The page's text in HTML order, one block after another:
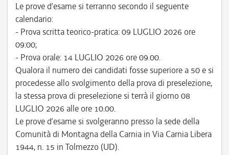
Le prove d’esame si terranno secondo il seguente
calendario:
- Prova scritta teorico-pratica: 09 LUGLIO 2026 ore
09:00;
- Prova orale: 14 LUGLIO 2026 ore 09.00.
Qualora il numero dei candidati fosse superiore a 50 e si
procedesse allo svolgimento della prova di preselezione,
la stessa prova di preselezione si terrà il giorno 08
LUGLIO 2026 alle ore 10.00.
Le prove d’esame si svolgeranno presso la sede della
Comunità di Montagna della Carnia in Via Carnia Libera
1944, n. 15 in Tolmezzo (UD).